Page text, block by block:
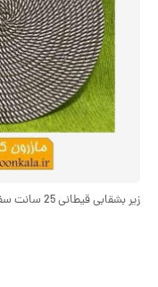
زیر بشقابی قیطانی 25 سانت سفید و طوسی SOO-127